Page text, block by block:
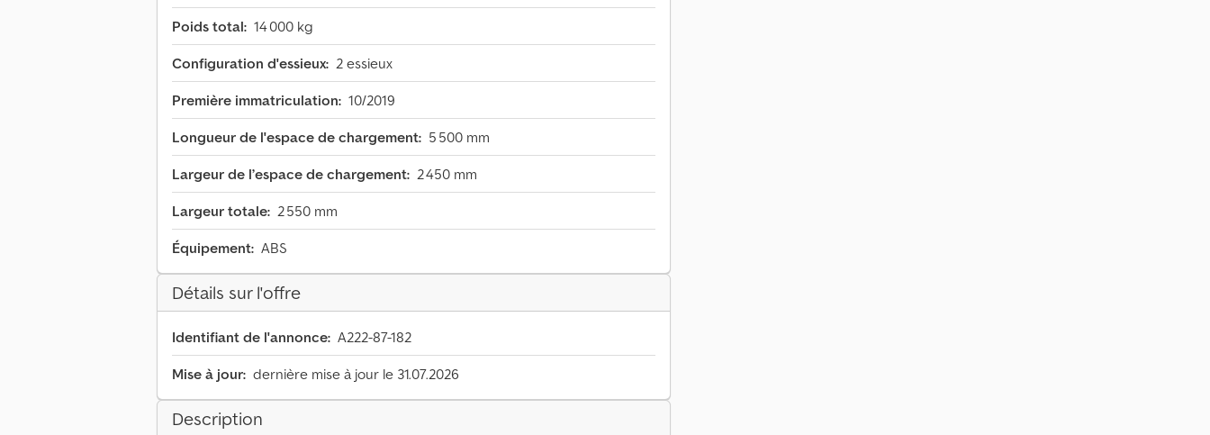
Poids total: 14 000 kg
Configuration d'essieux: 2 essieux
Première immatriculation: 10/2019
Longueur de l'espace de chargement: 5 500 mm
Largeur de l’espace de chargement: 2 450 mm
Largeur totale: 2 550 mm
Équipement: ABS
Détails sur l'offre
Identifiant de l'annonce: A222-87-182
Mise à jour: dernière mise à jour le 31.07.2026
Description